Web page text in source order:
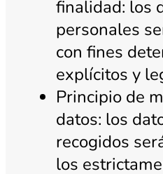
finalidad: los
personales
con fines
explícitos y
Principio de
datos: los
recogidos
los